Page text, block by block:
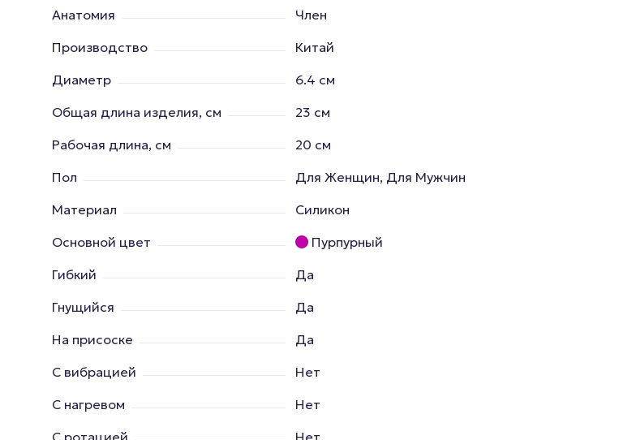
Анатомия
Член
Производство
Китай
Диаметр
6.4 см
Общая длина изделия, см
23 см
Рабочая длина, см
20 см
Пол
Для Женщин, Для Мужчин
Материал
Силикон
Основной цвет
Пурпурный
Гибкий
Да
Гнущийся
Да
На присоске
Да
С вибрацией
Нет
С нагревом
Нет